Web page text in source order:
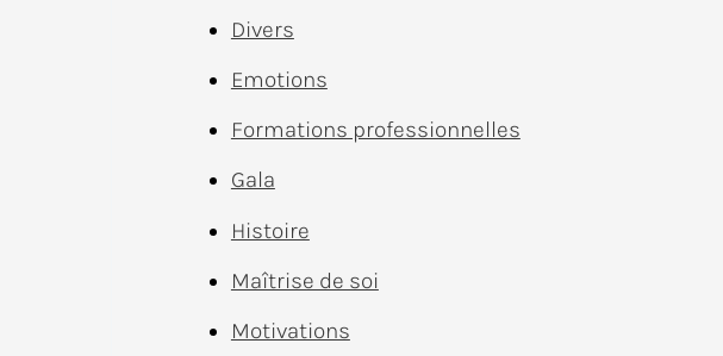
Divers
Emotions
Formations professionnelles
Gala
Histoire
Maîtrise de soi
Motivations